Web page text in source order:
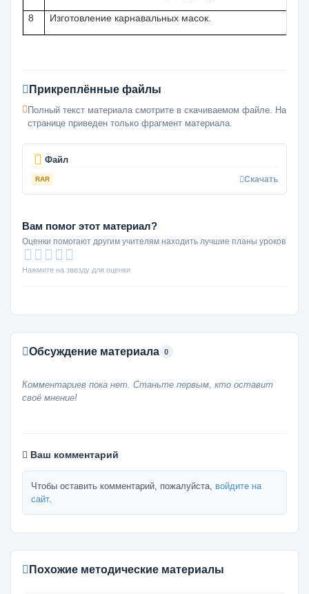
8 Изготовление карнавальных масок.
Прикреплённые файлы
Полный текст материала смотрите в скачиваемом файле. На
странице приведен только фрагмент материала.
Файл
RAR Скачать
Вам помог этот материал?
Оценки помогают другим учителям находить лучшие планы уроков
Нажмите на звезду для оценки
Обсуждение материала 0
Комментариев пока нет. Станьте первым, кто оставит
своё мнение!
Ваш комментарий
Чтобы оставить комментарий, пожалуйста, войдите на
сайт.
Похожие методические материалы